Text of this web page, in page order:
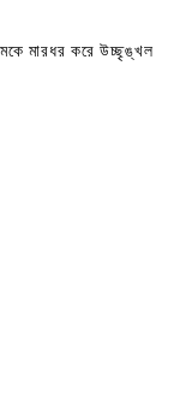
মারধর করে উচ্ছৃঙ্খল